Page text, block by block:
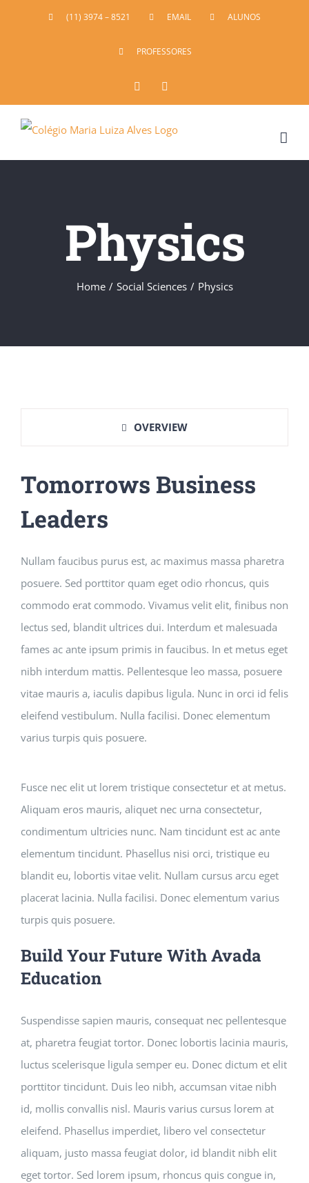
(11) 3974 – 8521 EMAIL ALUNOS
PROFESSORES
Facebook
Physics
Home / Social Sciences / Physics
OVERVIEW
Tomorrows Business
Leaders
Nullam faucibus purus est, ac maximus massa pharetra
posuere. Sed porttitor quam eget odio rhoncus, quis
commodo erat commodo. Vivamus velit elit, finibus non
lectus sed, blandit ultrices dui. Interdum et malesuada
fames ac ante ipsum primis in faucibus. In et metus eget
nibh interdum mattis. Pellentesque leo massa, posuere
vitae mauris a, iaculis dapibus ligula. Nunc in orci id felis
eleifend vestibulum. Nulla facilisi. Donec elementum
varius turpis quis posuere.
Fusce nec elit ut lorem tristique consectetur et at metus.
Aliquam eros mauris, aliquet nec urna consectetur,
condimentum ultricies nunc. Nam tincidunt est ac ante
elementum tincidunt. Phasellus nisi orci, tristique eu
blandit eu, lobortis vitae velit. Nullam cursus arcu eget
placerat lacinia. Nulla facilisi. Donec elementum varius
turpis quis posuere.
Build Your Future With Avada
Education
Suspendisse sapien mauris, consequat nec pellentesque
at, pharetra feugiat tortor. Donec lobortis lacinia mauris,
luctus scelerisque ligula semper eu. Donec dictum et elit
porttitor tincidunt. Duis leo nibh, accumsan vitae nibh
id, mollis convallis nisl. Mauris varius cursus lorem at
eleifend. Phasellus imperdiet, libero vel consectetur
aliquam, justo massa feugiat dolor, id blandit nibh elit
eget tortor. Sed lorem ipsum, rhoncus quis congue in,